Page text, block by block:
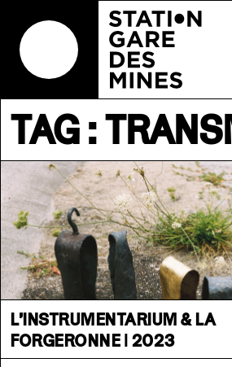
TAG :
L’INSTRUMENTARIUM & LA
FORGERONNE | 2023